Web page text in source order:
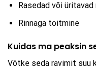
Rasedad või
Rinnaga toitmine
Kuidas ma peaksin
Võtke seda ravimit suu